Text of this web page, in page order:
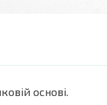
основі.